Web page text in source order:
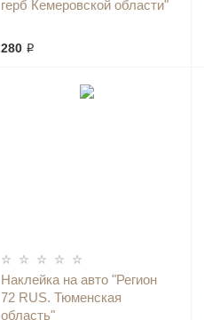
герб Кемеровской области"
280 ₽
Наклейка на авто "Регион
72 RUS. Тюменская
область"